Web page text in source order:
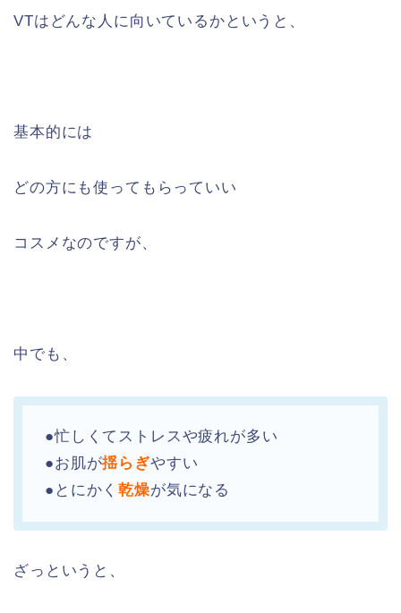
VTはどんな人に向いているかというと、
基本的には
どの方にも使ってもらっていい
コスメなのですが、
中でも、
●忙しくてストレスや疲れが多い
●お肌が揺らぎやすい
●とにかく乾燥が気になる
ざっというと、